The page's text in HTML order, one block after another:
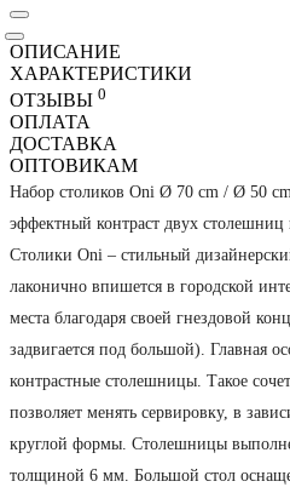
ОПИСАНИЕ
ХАРАКТЕРИСТИКИ
ОТЗЫВЫ 0
ОПЛАТА
ДОСТАВКА
ОПТОВИКАМ
Набор столиков Oni Ø 70 cm / Ø 50
эффектный контраст двух столешниц
Столики Oni – стильный
лаконично впишется в городской
места благодаря своей гнездовой
задвигается под большой). Главная
контрастные столешницы. Такое
позволяет менять сервировку, в
круглой формы. Столешницы
толщиной 6 мм. Большой стол